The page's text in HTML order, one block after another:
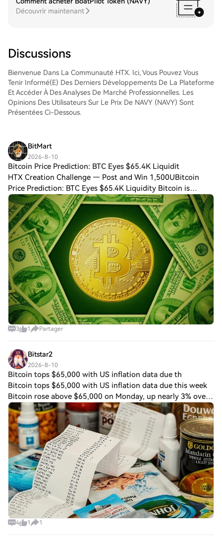
marché Spot de HTX. Il vous suffit
d'accéder à votre compte, de sélectionner
comme aux traders chevronnés.
Découvrir maintenant
Discussions
Bienvenue Dans La Communauté HTX. Ici, Vous Pouvez Vous
Tenir Informé(e) Des Derniers Développements De La Plateforme
Et Accéder À Des Analyses De Marché Professionnelles. Les
Opinions Des Utilisateurs Sur Le Prix De NAVY (NAVY) Sont
Présentées Ci-Dessous.
BitMart
2026-8-10
Bitcoin Price Prediction: BTC Eyes $65.4K Liquidit
HTX Creation Challenge — Post and Win 1,500UBitcoin
Price Prediction: BTC Eyes $65.4K Liquidity Bitcoin is
approaching a key decision zone as $BTC presses toward
$65,400 liquidity while holding above
3 1 Partager
Bitstar2
2026-8-10
Bitcoin tops $65,000 with US inflation data due th
Bitcoin tops $65,000 with US inflation data due this week
Bitcoin rose above $65,000 on Monday, up nearly 3% over
the week, with July inflation data due Wednesday at 8:30
a.m. ET after Friday's weak j
4 1 1